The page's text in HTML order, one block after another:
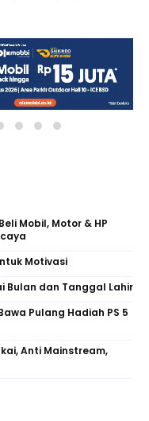
Mobil, Motor & HP
Motivasi
Bulan dan Tanggal Lahir
Pulang Hadiah PS 5
Anti Mainstream,